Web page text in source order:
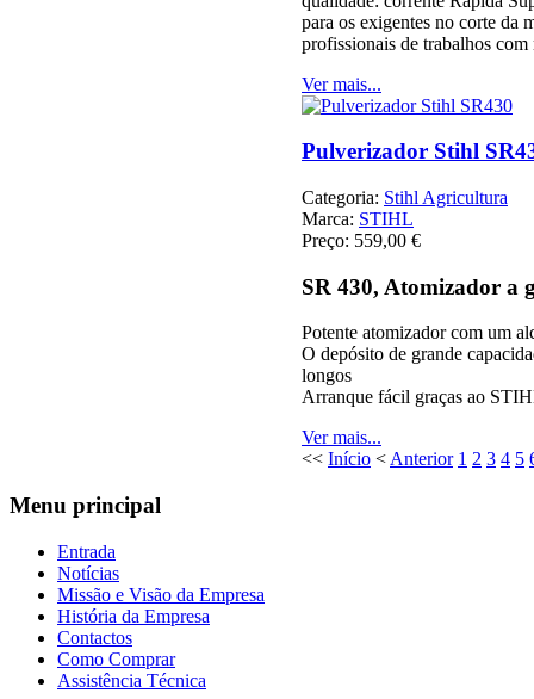
para os exigentes no corte da
profissionais de trabalhos
Ver mais...
Pulverizador Stihl
Categoria: Stihl Agricultura
Marca: STIHL
Preço: 559,00 €
SR 430, Atomizador a
Potente atomizador com um
O depósito de grande
longos
Arranque fácil graças ao
Ver mais...
<< Início < Anterior 1 2 3 4 5
Menu principal
Entrada
Notícias
Missão e Visão da Empresa
História da Empresa
Contactos
Como Comprar
Assistência Técnica